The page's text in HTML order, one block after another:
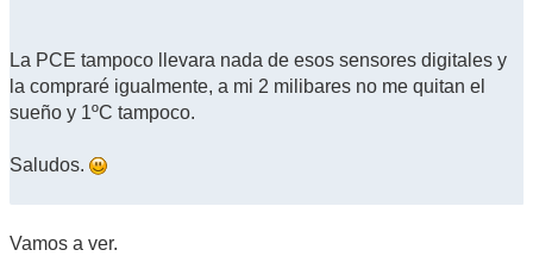
La PCE tampoco llevara nada de esos sensores digitales y
la compraré igualmente, a mi 2 milibares no me quitan el
sueño y 1ºC tampoco.
Saludos.
Vamos a ver.